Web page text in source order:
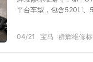
平台车型，包含520Li、
04/21 宝马 群辉维修